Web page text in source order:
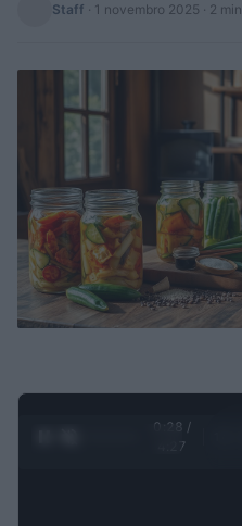
Staff · 1 novembro 2025 · 2 min
0:28 /
4:27